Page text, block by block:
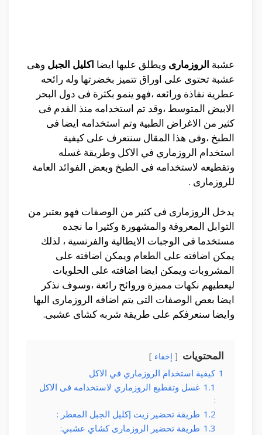
عشبة الروزمارى ويطلق عليها ايضا اكليل الجبل وهى
عشبة تحتوى على اوراق تتميز بخضرتها وله رائحه
عطرية نفاذة ورائعه ،فهو ينمو بكثرة فى دول البحر
الابيض المتوسط ،وقد تم استخدامه منذ القدم فى
كثير من الاغراض الطبية وتم استخدامه ايضا فى
الطبخ ،وفى هذا المقال سنتعرف على كيفية
استخدام الروزماري في الاكل وطريقة غسله
وتقطيعه لاستخدامه فى الطبخ وبعض الفوائد العامة
للروزمارى .
يدخل الروزمارى فى كثير من الوصفات فهو يعتبر من
التوابل المعروفة والمشهورة وكثيرا ما نجده
مستخدما فى الوجبات الايطالية والفرنسية ، لذلك
يمكن اضافته على الطعام ويمكن اضافته على
المشروبات ويمكن ايضا اضافته على الحلويات
ليعطيهم نكهات مميزة وروائح رائعة ،وسوف نذكر
ايضا بعص الوصفات التى يتم اضافه الروزمارى اليها
وايضا سنعرفكم على طريقة شربه كشاى عشبى.
المحتويات إخفاء
1 كيفية استخدام الروزماري في الاكل
1.1 غسل وتقطيع الروزماري لاستخدامه فى الاكل
:
1.2 طريقة تحضير زيت إكليل الجبل المعطر :
1.3 طريقة تحضير الروزمارى كشاي عشبي: